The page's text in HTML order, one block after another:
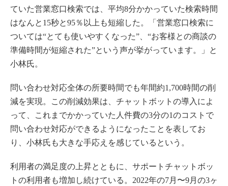
ていた営業窓口検索では、平均8分かかっていた検索時間
はなんと15秒と95％以上も短縮した。「営業窓口検索に
ついては“とても使いやすくなった”、“お客様との商談の
準備時間が短縮された”という声が挙がっています。」と
小林氏。
問い合わせ対応全体の所要時間でも年間約1,700時間の削
減を実現。この削減効果は、チャットボットの導入によ
って、これまでかかっていた人件費の3分の1のコストで
問い合わせ対応ができるようになったことを表してお
り、小林氏も大きな手応えを感じているという。
利用者の満足度の上昇とともに、サポートチャットボッ
トの利用者も増加し続けている。2022年の7月〜9月の3ヶ